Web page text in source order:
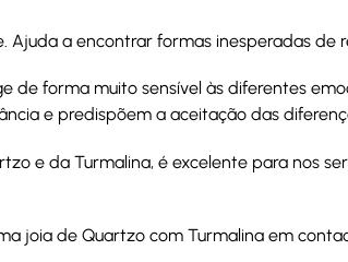
a encontrar formas inesperadas de
de forma muito sensível às diferentes
e predispõem a aceitação das
e da Turmalina, é excelente para nos
joia de Quartzo com Turmalina em